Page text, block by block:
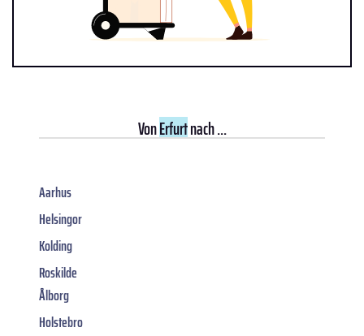
VonErfurtnach ...
Aarhus
Helsingor
Kolding
Roskilde
Ålborg
Holstebro